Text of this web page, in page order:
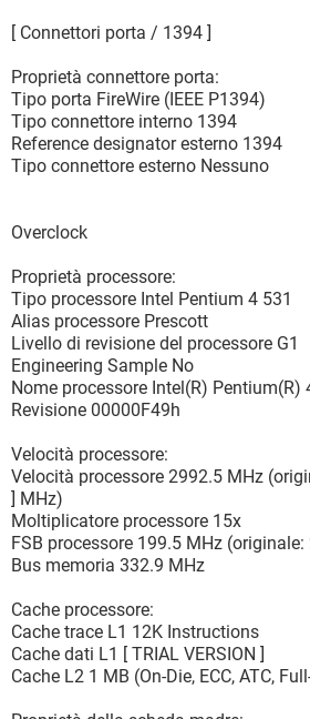
[ Connettori porta / 1394 ]
Proprietà connettore porta:
Tipo porta FireWire (IEEE P1394)
Tipo connettore interno 1394
Reference designator esterno 1394
Tipo connettore esterno Nessuno
Overclock
Proprietà processore:
Tipo processore Intel Pentium 4 531
Alias processore Prescott
Livello di revisione del processore G1
Engineering Sample No
Nome processore Intel(R) Pentium(R)
Revisione 00000F49h
Velocità processore:
Velocità processore 2992.5 MHz
] MHz)
Moltiplicatore processore 15x
FSB processore 199.5 MHz
Bus memoria 332.9 MHz
Cache processore:
Cache trace L1 12K Instructions
Cache dati L1 [ TRIAL VERSION ]
Cache L2 1 MB (On-Die, ECC, ATC,